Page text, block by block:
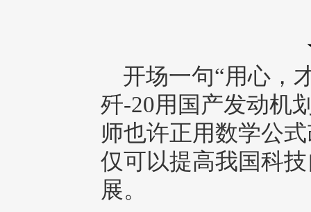
开场一句“用心，
歼-20用国产发动机
师也许正用数学公
仅可以提高我国科
展。